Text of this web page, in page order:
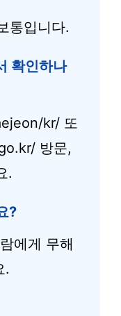
통입니다.
확인하나
kr/ 또
방문,
.
?
에게 무해
.